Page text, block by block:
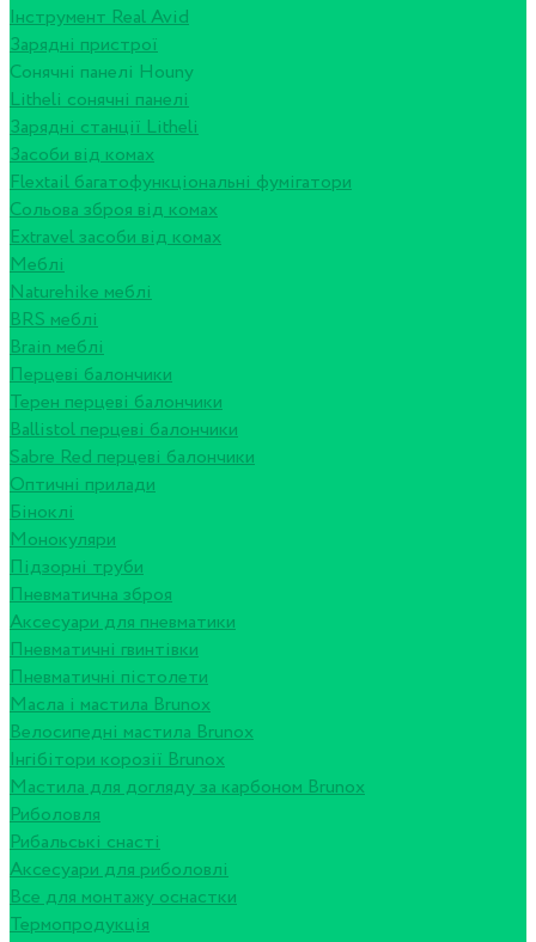
Інструмент Real Avid
Зарядні пристрої
Сонячні панелі Houny
Litheli сонячні панелі
Зарядні станції Litheli
Засоби від комах
Flextail багатофункціональні фумігатори
Сольова зброя від комах
Extravel засоби від комах
Меблі
Naturehike меблі
BRS меблі
Brain меблі
Перцеві балончики
Терен перцеві балончики
Ballistol перцеві балончики
Sabre Red перцеві балончики
Оптичні прилади
Біноклі
Монокуляри
Підзорні труби
Пневматична зброя
Аксесуари для пневматики
Пневматичні гвинтівки
Пневматичні пістолети
Масла і мастила Brunox
Велосипедні мастила Brunox
Інгібітори корозії Brunox
Мастила для догляду за карбоном Brunox
Риболовля
Рибальські снасті
Аксесуари для риболовлі
Все для монтажу оснастки
Термопродукція